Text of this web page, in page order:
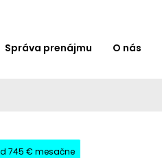
Správa prenájmu O nás
745 € mesačne